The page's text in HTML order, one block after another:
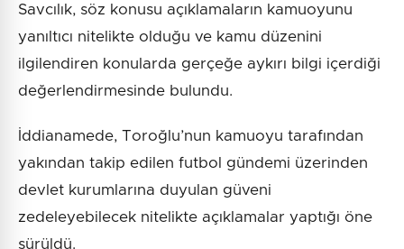
Savcılık, söz konusu açıklamaların kamuoyunu
yanıltıcı nitelikte olduğu ve kamu düzenini
ilgilendiren konularda gerçeğe aykırı bilgi içerdiği
değerlendirmesinde bulundu.
İddianamede, Toroğlu’nun kamuoyu tarafından
yakından takip edilen futbol gündemi üzerinden
devlet kurumlarına duyulan güveni
zedeleyebilecek nitelikte açıklamalar yaptığı öne
sürüldü.